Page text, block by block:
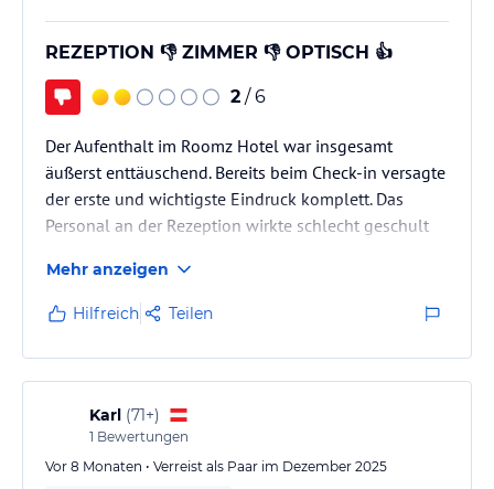
REZEPTION 👎 ZIMMER 👎 OPTISCH 👍
2 / 6
Der Aufenthalt im Roomz Hotel war insgesamt
äußerst enttäuschend. Bereits beim Check-in versagte
der erste und wichtigste Eindruck komplett. Das
Personal an der Rezeption wirkte schlecht geschult
erheblichen Wartezeiten führte. Während rund zehn
Gäste auf den Check-in warteten, beschäftigten sich
Mitarbeiterinnen lieber mit Nebensächlichkeiten im
Lobbybereich, anstatt den offensichtlichen Andrang
professionell abzuarbeiten.
Auch die Zimmerausstattung rechtfertigt den…
Mehr anzeigen
Hilfreich Teilen
Karl (71+)
1 Bewertungen
Vor 8 Monaten • Verreist als Paar im Dezember 2025